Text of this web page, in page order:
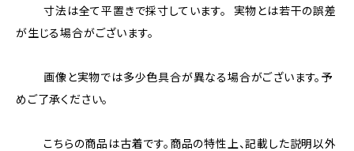
寸法は全て平置きで採寸しています。 実物とは若干の誤差
が生じる場合がございます。
画像と実物では多少色具合が異なる場合がございます。予
めご了承ください。
こちらの商品は古着です。商品の特性上、記載した説明以外